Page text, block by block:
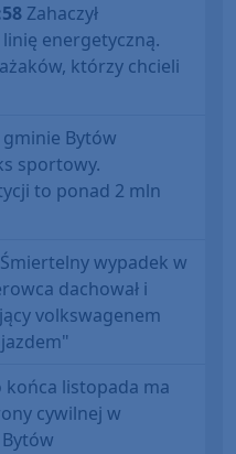
Zahaczył
energetyczną.
którzy chcieli
gminie Bytów
sportowy.
to ponad 2 mln
Śmiertelny wypadek w
dachował i
volkswagenem
końca listopada ma
cywilnej w